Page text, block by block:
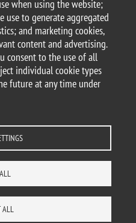
when using the website;
use to generate aggregated
and marketing cookies,
content and advertising.
consent to the use of all
individual cookie types
future at any time under
of Milano-Bicocca
Nuovo, 1 - 20126, Milan
|
Change your mind on cookies